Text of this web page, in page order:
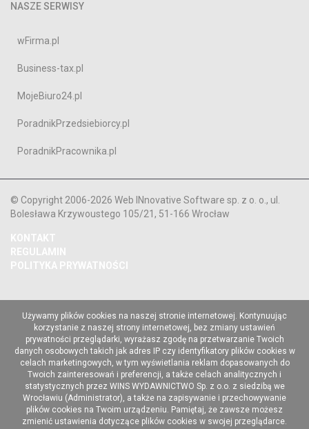
NASZE SERWISY
wFirma.pl
Business-tax.pl
MojeBiuro24.pl
PoradnikPrzedsiebiorcy.pl
PoradnikPracownika.pl
© Copyright 2006-2026 Web INnovative Software sp. z o. o., ul.
Bolesława Krzywoustego 105/21, 51-166 Wrocław
KONTAKT
REGULAMIN
POLITYKA PRYWATNOŚCI
Używamy plików cookies na naszej stronie internetowej. Kontynuując
korzystanie z naszej strony internetowej, bez zmiany ustawień
prywatności przeglądarki, wyrażasz zgodę na przetwarzanie Twoich
danych osobowych takich jak adres IP czy identyfikatory plików cookies w
celach marketingowych, w tym wyświetlania reklam dopasowanych do
Twoich zainteresowań i preferencji, a także celach analitycznych i
statystycznych przez WINS WYDAWNICTWO Sp. z o.o. z siedzibą we
Wrocławiu (Administrator), a także na zapisywanie i przechowywanie
plików cookies na Twoim urządzeniu. Pamiętaj, że zawsze możesz
zmienić ustawienia dotyczące plików cookies w swojej przeglądarce.